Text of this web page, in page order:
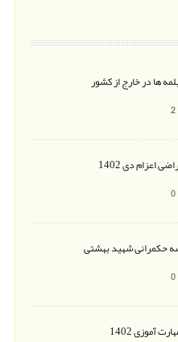
ها در خارج از کشور
اعزام دی 1402
حکمرانی شهید بهشتی
آموزی 1402